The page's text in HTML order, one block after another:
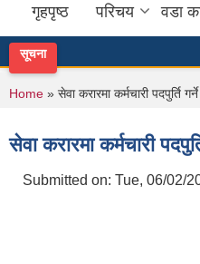
गृहपृष्ठ परिचय वडा
सूचना
You are here
Home » सेवा करारमा कर्मचारी पदपुर्ति
सेवा करारमा कर्मचारी
Submitted on: Tue, 06/02/